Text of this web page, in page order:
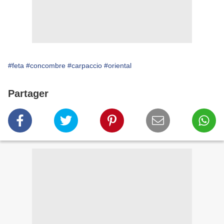
#feta #concombre #carpaccio #oriental
Partager